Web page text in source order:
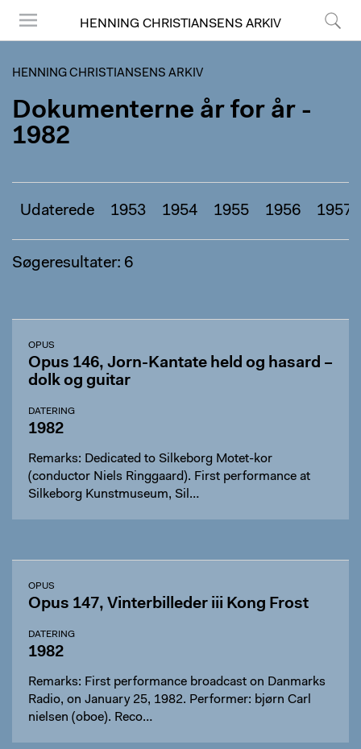
HENNING CHRISTIANSENS ARKIV
HENNING CHRISTIANSENS ARKIV
Dokumenterne år for år -
1982
Udaterede 1953 1954 1955 1956 1957
Søgeresultater: 6
OPUS
Opus 146, Jorn-Kantate held og hasard –
dolk og guitar
DATERING
1982
Remarks: Dedicated to Silkeborg Motet-kor
(conductor Niels Ringgaard). First performance at
Silkeborg Kunstmuseum, Sil…
OPUS
Opus 147, Vinterbilleder iii Kong Frost
DATERING
1982
Remarks: First performance broadcast on Danmarks
Radio, on January 25, 1982. Performer: bjørn Carl
nielsen (oboe). Reco…